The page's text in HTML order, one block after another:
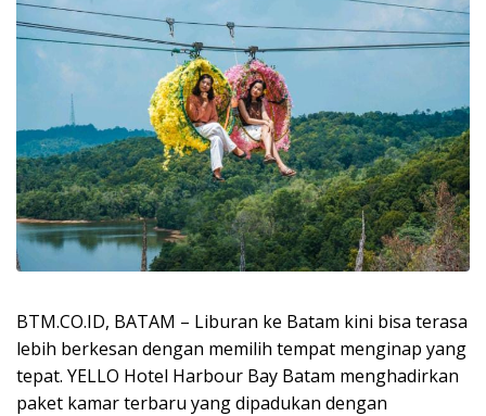
BTM.CO.ID, BATAM – Liburan ke Batam kini bisa terasa
lebih berkesan dengan memilih tempat menginap yang
tepat. YELLO Hotel Harbour Bay Batam menghadirkan
paket kamar terbaru yang dipadukan dengan